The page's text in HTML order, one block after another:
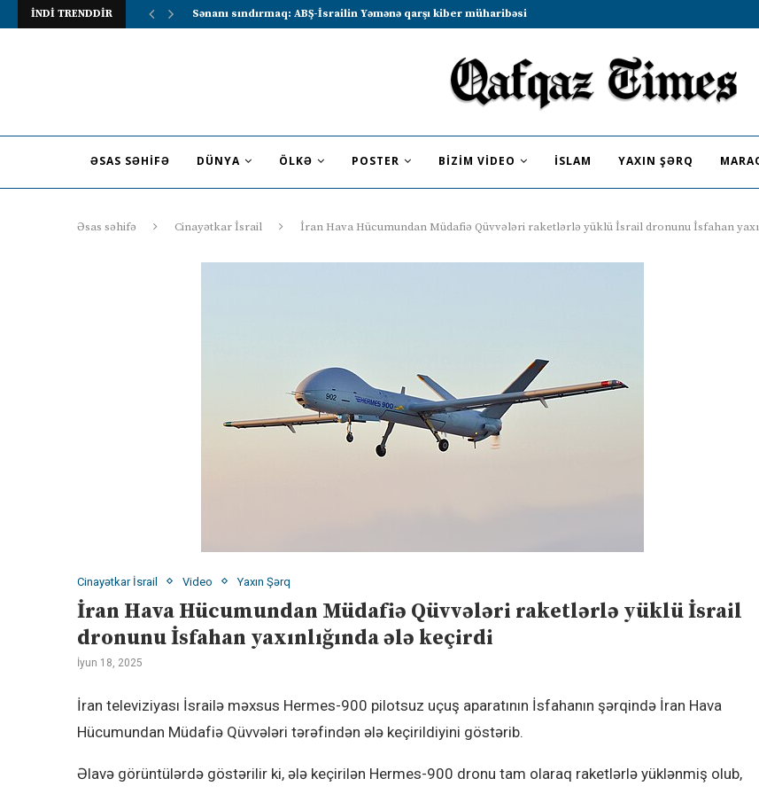
İNDİ TRENDDİR Lavrov Suriya prezidentini Rusiya–Ərəb sammitində iştirak etməyə dəvət...
ƏSAS SƏHIFƏ DÜNYA ÖLKƏ POSTER BIZIM VIDEO İSLAM YAXIN ŞƏRQ
Əsas səhifə Cinayətkar İsrail İran Hava Hücumundan Müdafiə Qüvvələri raketlərlə yüklü İsrail dronunu İsfahan
Cinayətkar İsrail Video Yaxın Şərq
İran Hava Hücumundan Müdafiə Qüvvələri raketlərlə yüklü İsrail
dronunu İsfahan yaxınlığında ələ keçirdi
İyun 18, 2025
İran televiziyası İsrailə məxsus Hermes-900 pilotsuz uçuş aparatının İsfahanın şərqində İran Hava
Hücumundan Müdafiə Qüvvələri tərəfindən ələ keçirildiyini göstərib.
Əlavə görüntülərdə göstərilir ki, ələ keçirilən Hermes-900 dronu tam olaraq raketlərlə yüklənmiş olub,